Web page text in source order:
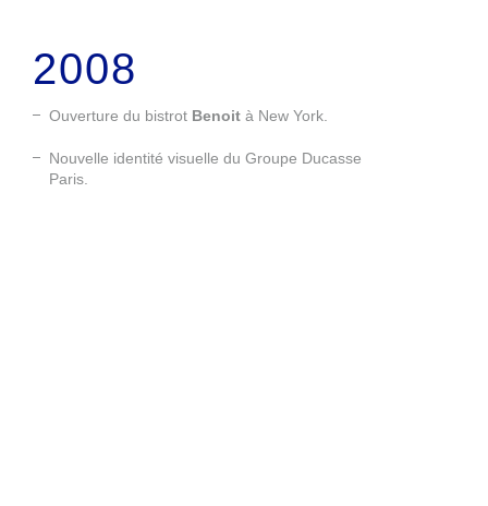
2008
Ouverture du bistrot Benoit à New York.
Nouvelle identité visuelle du Groupe Ducasse
Paris.